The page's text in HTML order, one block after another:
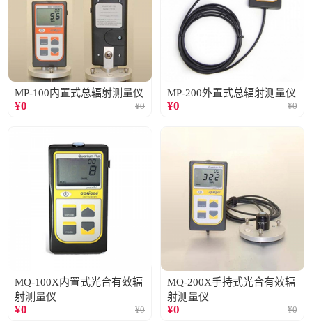
MP-100内置式总辐射测量仪
¥0 ¥0
MP-200外置式总辐射测量仪
¥0 ¥0
MQ-100X内置式光合有效辐
射测量仪
¥0 ¥0
MQ-200X手持式光合有效辐
射测量仪
¥0 ¥0